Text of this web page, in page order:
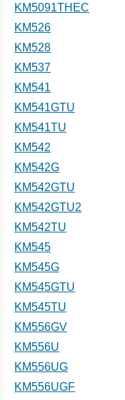
KM5091THEC
KM526
KM528
KM537
KM541
KM541GTU
KM541TU
KM542
KM542G
KM542GTU
KM542GTU2
KM542TU
KM545
KM545G
KM545GTU
KM545TU
KM556GV
KM556U
KM556UG
KM556UGF